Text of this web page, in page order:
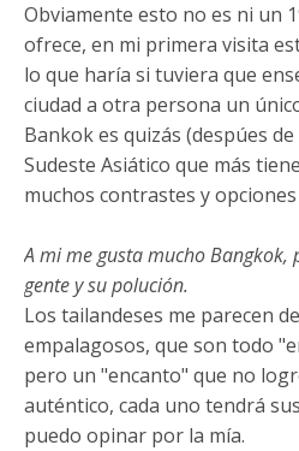
Obviamente esto no es ni un
ofrece, en mi primera visita
lo que haría si tuviera que
ciudad a otra persona un
Bankok es quizás (despúes de
Sudeste Asiático que más
muchos contrastes y
A mi me gusta mucho Bangkok,
gente y su polución.
Los tailandeses me parecen
empalagosos, que son todo
pero un "encanto" que no
auténtico, cada uno tendrá
puedo opinar por la mía.